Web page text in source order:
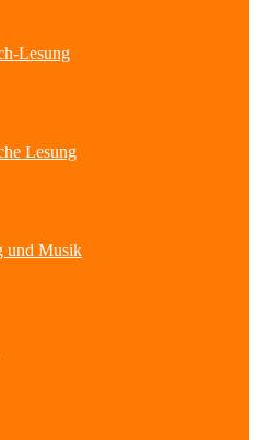
Lesung
Lesung
und Musik